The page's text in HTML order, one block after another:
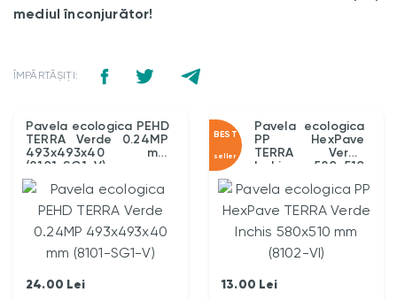
mediul înconjurător!
ÎMPĂRTĂȘIȚI:
Pavela ecologica PEHD
TERRA Verde 0.24MP
493x493x40 mm
(8101-SG1-V)
24.00 Lei
BEST
seller
Pavela ecologica
PP HexPave
TERRA Verde
Inchis 580x510
13.00 Lei